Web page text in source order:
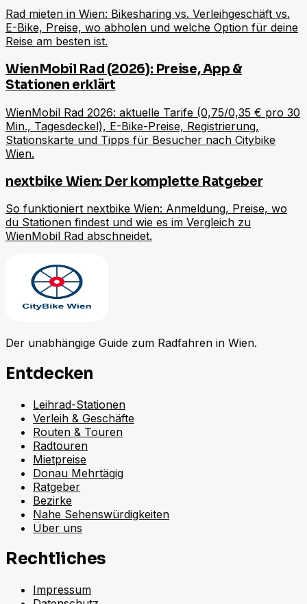
Rad mieten in Wien: Bikesharing vs. Verleihgeschäft vs.
E-Bike, Preise, wo abholen und welche Option für deine
Reise am besten ist.
WienMobil Rad (2026): Preise, App &
Stationen erklärt
WienMobil Rad 2026: aktuelle Tarife (0,75/0,35 € pro 30
Min., Tagesdeckel), E-Bike-Preise, Registrierung,
Stationskarte und Tipps für Besucher nach Citybike
Wien.
nextbike Wien: Der komplette Ratgeber
So funktioniert nextbike Wien: Anmeldung, Preise, wo
du Stationen findest und wie es im Vergleich zu
WienMobil Rad abschneidet.
Der unabhängige Guide zum Radfahren in Wien.
Entdecken
Leihrad-Stationen
Verleih & Geschäfte
Routen & Touren
Radtouren
Mietpreise
Donau Mehrtägig
Ratgeber
Bezirke
Nahe Sehenswürdigkeiten
Über uns
Rechtliches
Impressum